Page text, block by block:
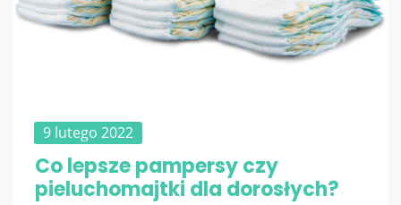
9 lutego 2022
Co lepsze pampersy czy
pieluchomajtki dla dorosłych?